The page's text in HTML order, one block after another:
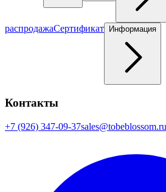
распродажаСертификат Информация
Контакты
+7 (926) 347-09-37sales@tobeblossom.ru